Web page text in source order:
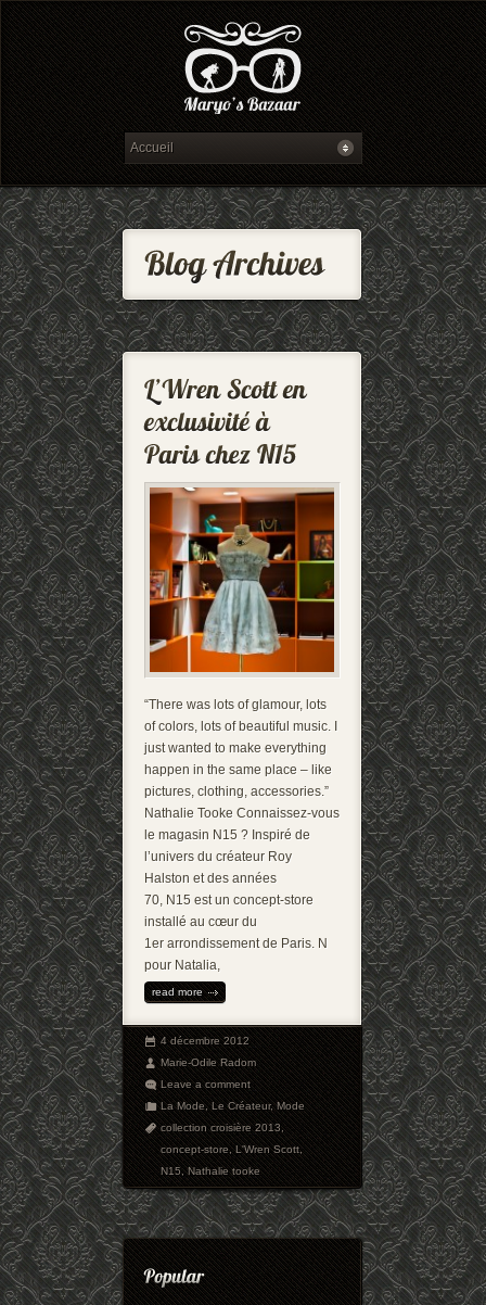
“There was lots of glamour, lots
of colors, lots of beautiful music. I
just wanted to make everything
happen in the same place – like
pictures, clothing, accessories.”
Nathalie Tooke Connaissez-vous
le magasin N15 ? Inspiré de
l’univers du créateur Roy
Halston et des années
70, N15 est un concept-store
installé au cœur du
1er arrondissement de Paris. N
pour Natalia,
read more
4 décembre 2012
Marie-Odile Radom
Leave a comment
La Mode,Le Créateur,Mode
collection croisière 2013,
concept-store,L'Wren Scott,
N15,Nathalie tooke